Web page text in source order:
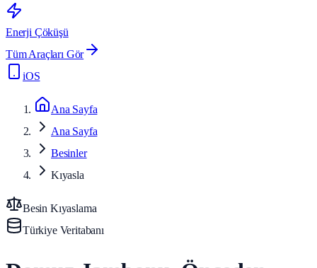
Enerji Çöküşü
Tüm Araçları Gör
iOS
Ana Sayfa
Ana Sayfa
Besinler
Kıyasla
Besin Kıyaslama
Türkiye Veritabanı